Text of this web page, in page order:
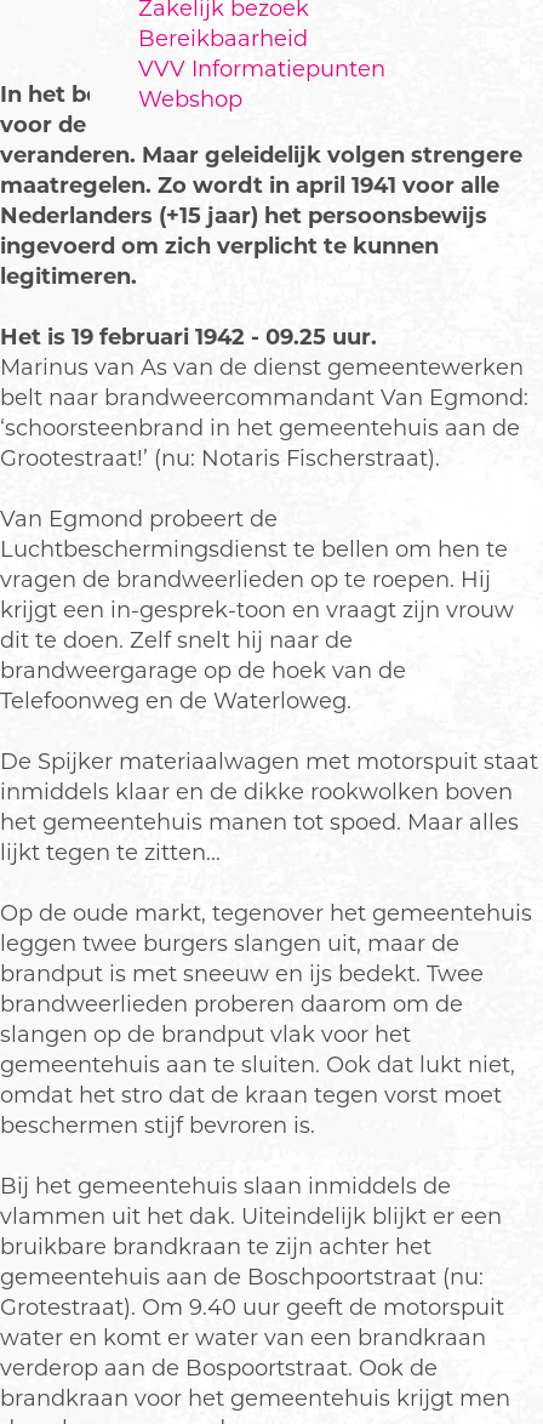
Zakelijk bezoek
Bereikbaarheid
VVV Informatiepunten
Webshop
VAN EDE
In het begin van de Duitse bezetting lijkt er
voor de Nederlandse bevolking nog weinig te
veranderen. Maar geleidelijk volgen strengere
maatregelen. Zo wordt in april 1941 voor alle
Nederlanders (+15 jaar) het persoonsbewijs
ingevoerd om zich verplicht te kunnen
legitimeren.
Het is 19 februari 1942 - 09.25 uur.
Marinus van As van de dienst gemeentewerken
belt naar brandweercommandant Van Egmond:
‘schoorsteenbrand in het gemeentehuis aan de
Grootestraat!’ (nu: Notaris Fischerstraat).
Van Egmond probeert de
Luchtbeschermingsdienst te bellen om hen te
vragen de brandweerlieden op te roepen. Hij
krijgt een in-gesprek-toon en vraagt zijn vrouw
dit te doen. Zelf snelt hij naar de
brandweergarage op de hoek van de
Telefoonweg en de Waterloweg.
De Spijker materiaalwagen met motorspuit staat
inmiddels klaar en de dikke rookwolken boven
het gemeentehuis manen tot spoed. Maar alles
lijkt tegen te zitten...
Op de oude markt, tegenover het gemeentehuis
leggen twee burgers slangen uit, maar de
brandput is met sneeuw en ijs bedekt. Twee
brandweerlieden proberen daarom om de
slangen op de brandput vlak voor het
gemeentehuis aan te sluiten. Ook dat lukt niet,
omdat het stro dat de kraan tegen vorst moet
beschermen stijf bevroren is.
Bij het gemeentehuis slaan inmiddels de
vlammen uit het dak. Uiteindelijk blijkt er een
bruikbare brandkraan te zijn achter het
gemeentehuis aan de Boschpoortstraat (nu:
Grotestraat). Om 9.40 uur geeft de motorspuit
water en komt er water van een brandkraan
verderop aan de Bospoortstraat. Ook de
brandkraan voor het gemeentehuis krijgt men